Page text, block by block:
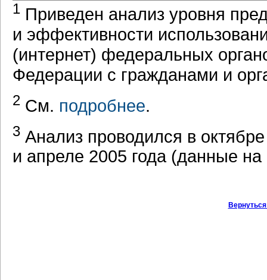
1 Приведен анализ уровня
и эффективности
(интернет) федеральных
Федерации с гражданами и
2 См. подробнее.
3 Анализ проводился в
и апреле 2005 года (данные на